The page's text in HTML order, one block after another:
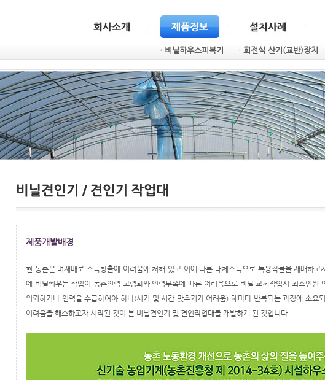
ㆍ비닐하우스피복기 ㆍ회전식 산기(교반)장치
제품개발배경
현 농촌은 벼재배로 소득창출에 어려움에 처해 있고 이에 따른 대체소득으로 특용작물을 재배하
에 비닐씌우는 작업이 농촌인력 고령화와 인력부족에 따른 어려움으로 비닐 교체작업시 최소인원
의뢰하거나 인력을 수급하여야 하나(시기 및 시간 맞추기가 어려움) 해마다 반복되는 과정에 소요
어려움을 해소하고자 시작된 것이 본 비닐견인기 및 견인작업대를 개발하게 된 것입니다..